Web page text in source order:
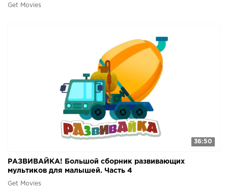
Get Movies
36:50
РАЗВИВАЙКА! Большой сборник развивающих
мультиков для малышей. Часть 4
Get Movies